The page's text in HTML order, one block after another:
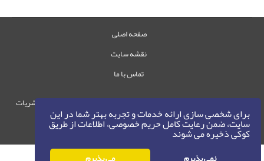
برای شخصی سازی ارائه خدمات و تجربه بهتر شما در این
سایت، ضمن رعایت کامل حریم خصوصی، اطلاعات از طریق
کوکی ذخیره می شوند
صفحه اصلی
نقشه سایت
تماس با ما
حقوق این وب‌سایت متعلق به سامانه مدیریت نشریات
رایمگ است.
حق نشر 1405-1396